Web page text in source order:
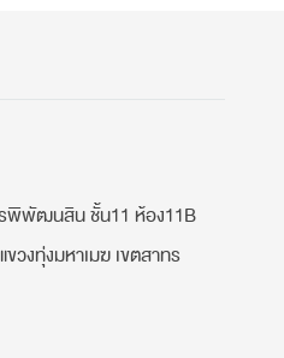
พิพัฒนสิน ชั้น11 ห้อง11B
วงทุ่งมหาเมฆ เขตสาทร